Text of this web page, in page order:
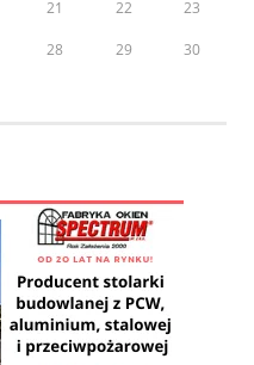
21 22 23
28 29 30